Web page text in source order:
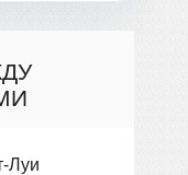
Луи